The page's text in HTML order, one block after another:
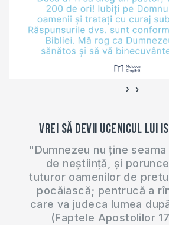
‹ ›
Vrei să devii ucenicul lui
"Dumnezeu nu ține
de neștiință, și
tuturor oamenilor de
pocăiască; pentrucă a
care va judeca lumea
(Faptele Apostolilor